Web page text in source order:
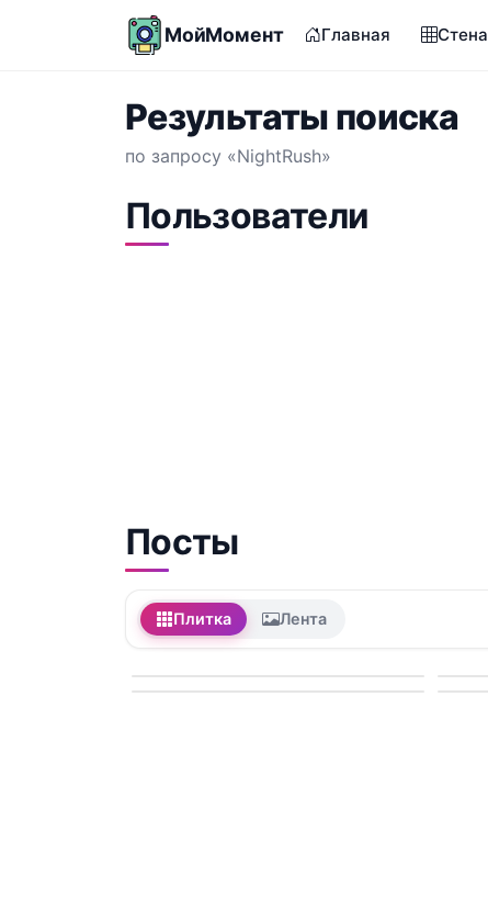
МойМомент Главная Стена
Результаты поиска
по запросу «NightRush»
Пользователи
Посты
Плитка Лента